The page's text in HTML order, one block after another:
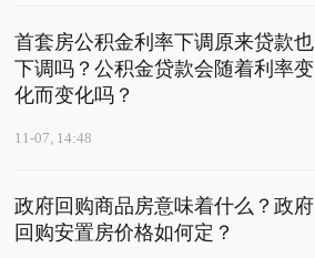
首套房公积金利率下调原来贷款也
下调吗？公积金贷款会随着利率变
化而变化吗？
11-07, 14:48
政府回购商品房意味着什么？政府
回购安置房价格如何定？